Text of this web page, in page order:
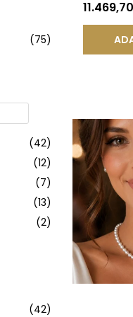
(75)
(42)
(12)
(7)
(13)
(2)
(42)
KASKADDA®